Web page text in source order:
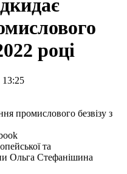
році
13:25
та
Ольга Стефанішина